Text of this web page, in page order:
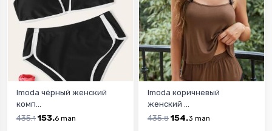
Imoda чёрный женский
комп...
435.1 153.6 man
Imoda коричневый
женский ...
435.8 154.3 man